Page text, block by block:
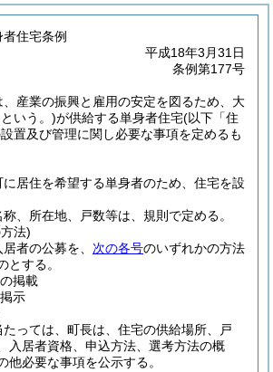
住宅条例
平成18年3月31日
条例第177号
、産業の振興と雇用の安定を図るため、大
いう。)が供給する単身者住宅(以下「住
置及び管理に関し必要な事項を定めるも
居住を希望する単身者のため、住宅を設
、所在地、戸数等は、規則で定める。
法)
者の公募を、 次の各号のいずれかの方法
とする。
掲載
示
っては、町長は、住宅の供給場所、戸
入居者資格、申込方法、選考方法の概
他必要な事項を公示する。